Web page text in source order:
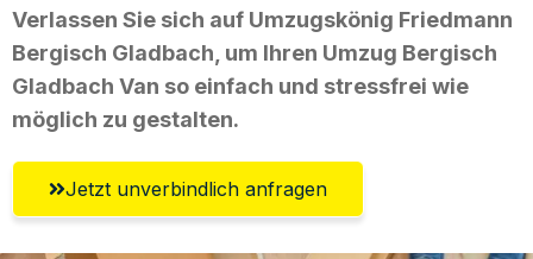
Verlassen Sie sich auf Umzugskönig Friedmann
Bergisch Gladbach, um Ihren Umzug Bergisch
Gladbach Van so einfach und stressfrei wie
möglich zu gestalten.
Jetzt unverbindlich anfragen